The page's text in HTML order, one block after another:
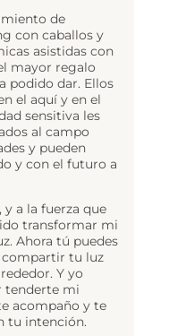
de
con caballos y
asistidas con
mayor regalo
podido dar. Ellos
el aquí y en el
sensitiva les
al campo
y pueden
y con el futuro a
y a la fuerza que
transformar mi
Ahora tú puedes
tu luz
Y yo
tenderte mi
acompaño y te
tu intención.